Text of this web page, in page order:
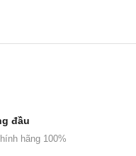
đầu
hãng 100%